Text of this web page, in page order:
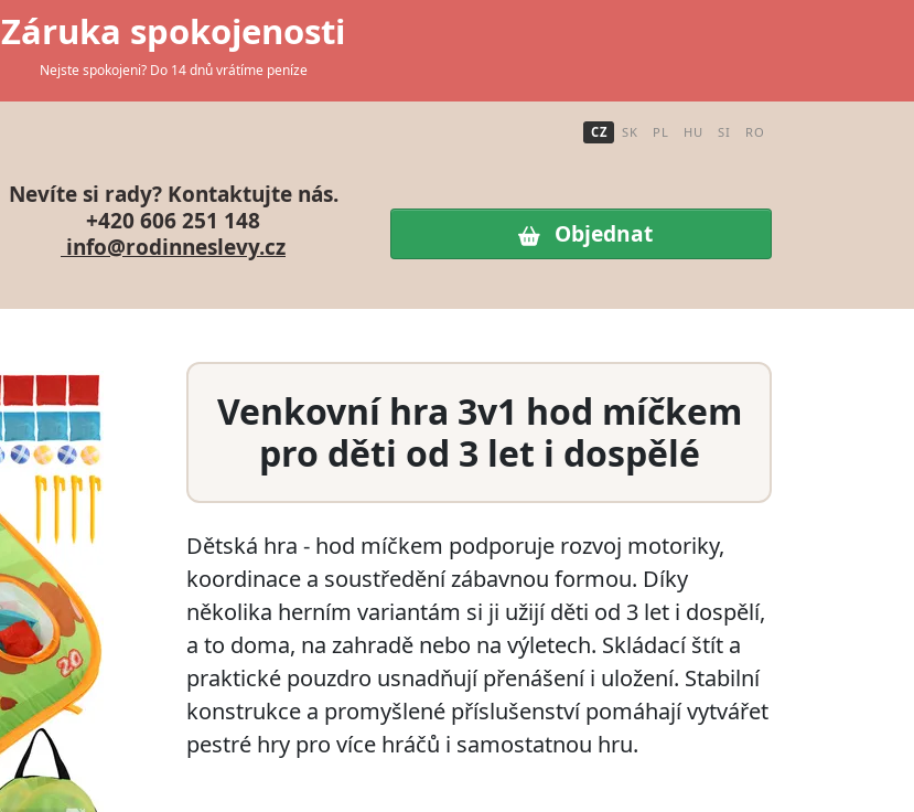
Záruka spokojenosti
Nejste spokojeni? Do 14 dnů vrátíme peníze
CZ SK PL HU SI RO
Nevíte si rady? Kontaktujte nás.
+420 606 251 148
info@rodinneslevy.cz
Objednat
Venkovní hra 3v1 hod míčkem
pro děti od 3 let i dospělé
Dětská hra - hod míčkem podporuje rozvoj motoriky,
koordinace a soustředění zábavnou formou. Díky
několika herním variantám si ji užijí děti od 3 let i dospělí,
a to doma, na zahradě nebo na výletech. Skládací štít a
praktické pouzdro usnadňují přenášení i uložení. Stabilní
konstrukce a promyšlené příslušenství pomáhají vytvářet
pestré hry pro více hráčů i samostatnou hru.